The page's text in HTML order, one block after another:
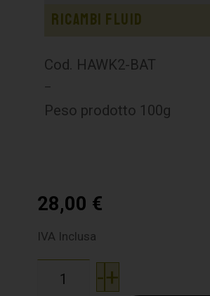
Ricambi Fluid
Cod. HAWK2-BAT
–
Peso prodotto 100g
28,00 €
IVA Inclusa
-+